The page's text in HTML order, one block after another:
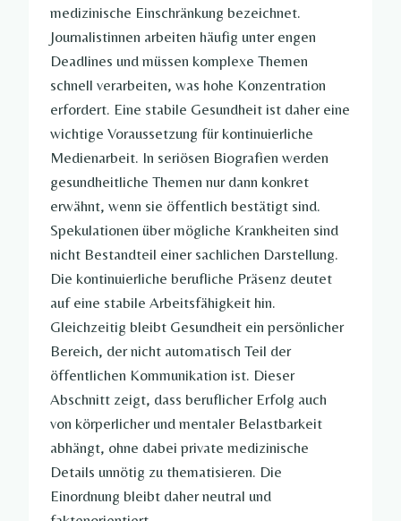
medizinische Einschränkung bezeichnet.
Journalistinnen arbeiten häufig unter engen
Deadlines und müssen komplexe Themen
schnell verarbeiten, was hohe Konzentration
erfordert. Eine stabile Gesundheit ist daher eine
wichtige Voraussetzung für kontinuierliche
Medienarbeit. In seriösen Biografien werden
gesundheitliche Themen nur dann konkret
erwähnt, wenn sie öffentlich bestätigt sind.
Spekulationen über mögliche Krankheiten sind
nicht Bestandteil einer sachlichen Darstellung.
Die kontinuierliche berufliche Präsenz deutet
auf eine stabile Arbeitsfähigkeit hin.
Gleichzeitig bleibt Gesundheit ein persönlicher
Bereich, der nicht automatisch Teil der
öffentlichen Kommunikation ist. Dieser
Abschnitt zeigt, dass beruflicher Erfolg auch
von körperlicher und mentaler Belastbarkeit
abhängt, ohne dabei private medizinische
Details unnötig zu thematisieren. Die
Einordnung bleibt daher neutral und